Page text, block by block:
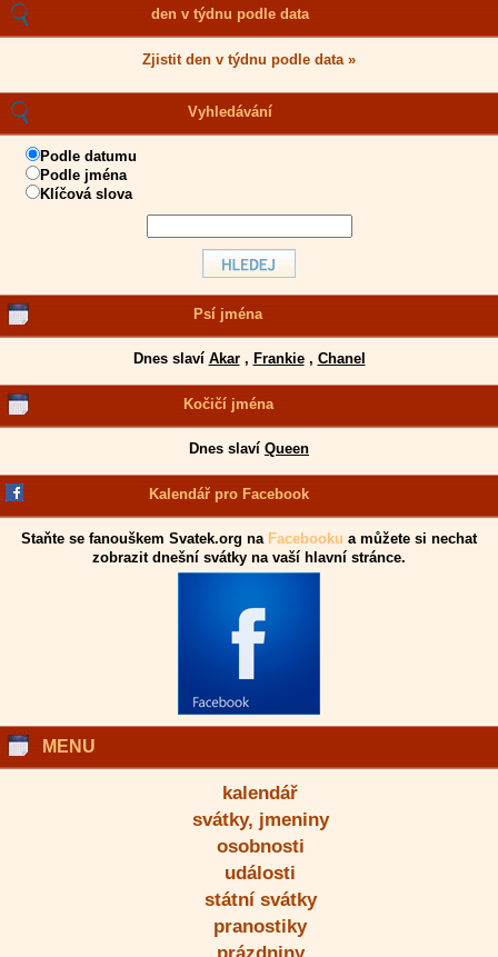
den v týdnu podle data
Zjistit den v týdnu podle data »
Vyhledávání
Podle datumu
Podle jména
Klíčová slova
Psí jména
Dnes slaví Akar, Frankie, Chanel
Kočičí jména
Dnes slaví Queen
Kalendář pro Facebook
Staňte se fanouškem Svatek.org na Facebooku a můžete si nechat
zobrazit dnešní svátky na vaší hlavní stránce.
MENU
kalendář
svátky, jmeniny
osobnosti
události
státní svátky
pranostiky